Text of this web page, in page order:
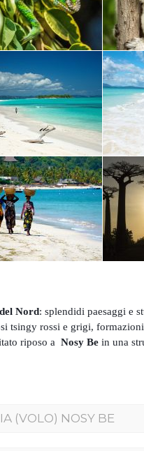
Nord: splendidi paesaggi e
tsingy rossi e grigi,
riposo a Nosy Be in una
(VOLO) NOSY BE